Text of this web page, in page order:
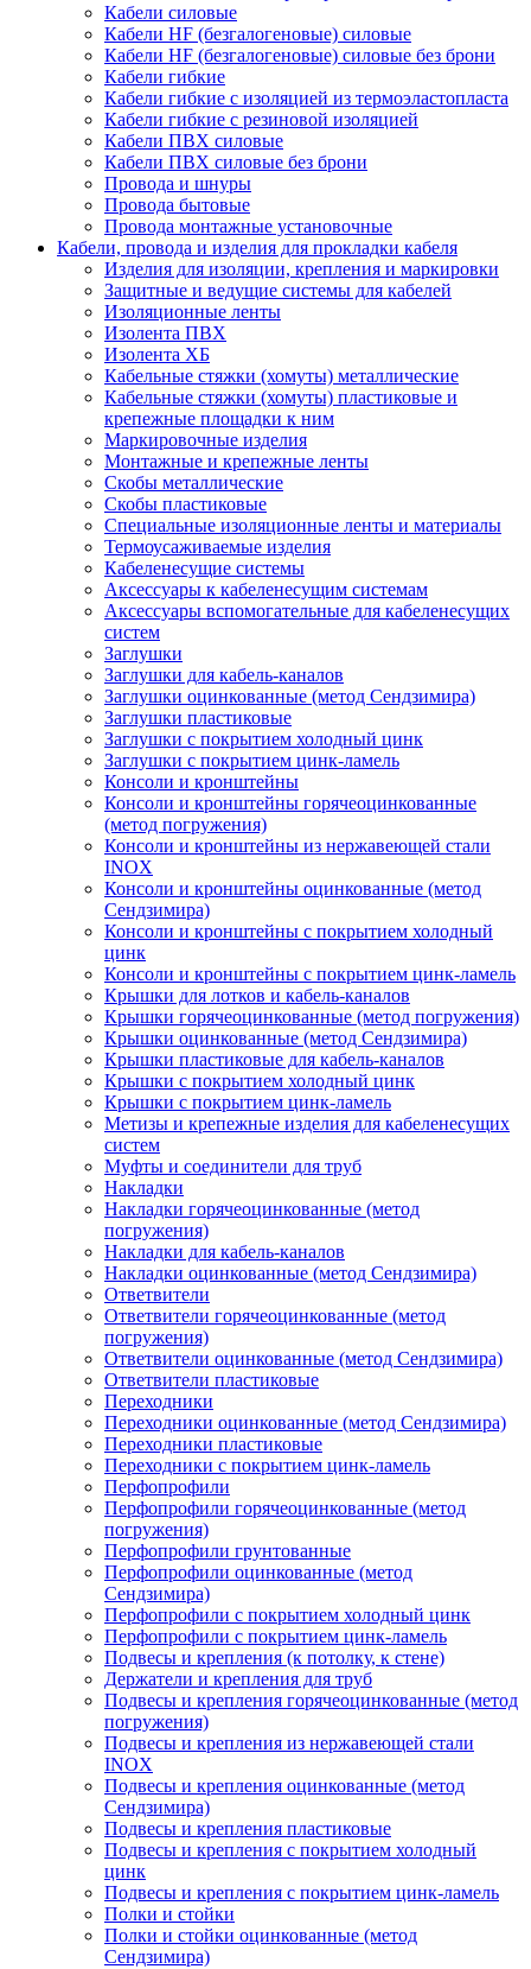
Кабели силовые
Кабели HF (безгалогеновые) силовые
Кабели HF (безгалогеновые) силовые без брони
Кабели гибкие
Кабели гибкие с изоляцией из термоэластопласта
Кабели гибкие с резиновой изоляцией
Кабели ПВХ силовые
Кабели ПВХ силовые без брони
Провода и шнуры
Провода бытовые
Провода монтажные установочные
Кабели, провода и изделия для прокладки кабеля
Изделия для изоляции, крепления и маркировки
Защитные и ведущие системы для кабелей
Изоляционные ленты
Изолента ПВХ
Изолента ХБ
Кабельные стяжки (хомуты) металлические
Кабельные стяжки (хомуты) пластиковые и
крепежные площадки к ним
Маркировочные изделия
Монтажные и крепежные ленты
Скобы металлические
Скобы пластиковые
Специальные изоляционные ленты и материалы
Термоусаживаемые изделия
Кабеленесущие системы
Аксессуары к кабеленесущим системам
Аксессуары вспомогательные для кабеленесущих
систем
Заглушки
Заглушки для кабель-каналов
Заглушки оцинкованные (метод Сендзимира)
Заглушки пластиковые
Заглушки с покрытием холодный цинк
Заглушки с покрытием цинк-ламель
Консоли и кронштейны
Консоли и кронштейны горячеоцинкованные
(метод погружения)
Консоли и кронштейны из нержавеющей стали
INOX
Консоли и кронштейны оцинкованные (метод
Сендзимира)
Консоли и кронштейны с покрытием холодный
цинк
Консоли и кронштейны с покрытием цинк-ламель
Крышки для лотков и кабель-каналов
Крышки горячеоцинкованные (метод погружения)
Крышки оцинкованные (метод Сендзимира)
Крышки пластиковые для кабель-каналов
Крышки с покрытием холодный цинк
Крышки с покрытием цинк-ламель
Метизы и крепежные изделия для кабеленесущих
систем
Муфты и соединители для труб
Накладки
Накладки горячеоцинкованные (метод
погружения)
Накладки для кабель-каналов
Накладки оцинкованные (метод Сендзимира)
Ответвители
Ответвители горячеоцинкованные (метод
погружения)
Ответвители оцинкованные (метод Сендзимира)
Ответвители пластиковые
Переходники
Переходники оцинкованные (метод Сендзимира)
Переходники пластиковые
Переходники с покрытием цинк-ламель
Перфопрофили
Перфопрофили горячеоцинкованные (метод
погружения)
Перфопрофили грунтованные
Перфопрофили оцинкованные (метод
Сендзимира)
Перфопрофили с покрытием холодный цинк
Перфопрофили с покрытием цинк-ламель
Подвесы и крепления (к потолку, к стене)
Держатели и крепления для труб
Подвесы и крепления горячеоцинкованные (метод
погружения)
Подвесы и крепления из нержавеющей стали
INOX
Подвесы и крепления оцинкованные (метод
Сендзимира)
Подвесы и крепления пластиковые
Подвесы и крепления с покрытием холодный
цинк
Подвесы и крепления с покрытием цинк-ламель
Полки и стойки
Полки и стойки оцинкованные (метод
Сендзимира)